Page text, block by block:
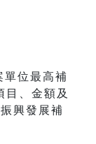
單位最高補
目、金額及
興發展補